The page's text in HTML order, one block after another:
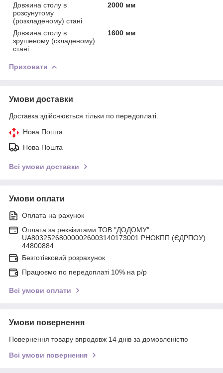
Довжина столу в
розсунутому
(розкладеному) стані
2000 мм
Довжина столу в
зрушеному (складеному)
стані
1600 мм
Приховати
Умови доставки
Доставка здійснюється тільки по передоплаті.
Нова Пошта
Нова Пошта
Всі умови доставки
Умови оплати
Оплата на рахунок
Оплата за реквізитами ТОВ "ДОДОМУ"
UA803252680000026003140173001 РНОКПП (ЄДРПОУ)
44800884
Безготівковий розрахунок
Працюємо по передоплаті 10% на р/р
Всі умови оплати
Умови повернення
Повернення товару впродовж 14 днів за домовленістю
Всі умови повернення